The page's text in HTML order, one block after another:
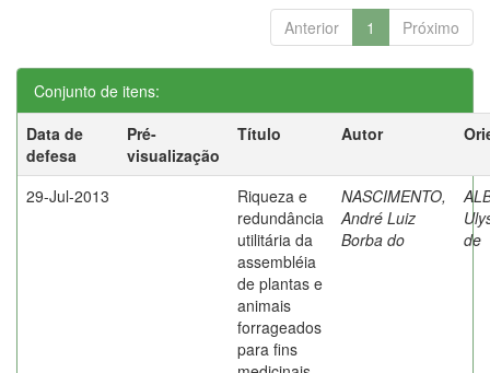
Anterior 1 Próximo
Conjunto de itens:
Data de
defesa
Pré-
visualização
Título Autor
29-Jul-2013
Riqueza e
redundância
utilitária da
assembléia
de plantas e
animais
forrageados
para fins
NASCIMENTO,
André Luiz
Borba do
de